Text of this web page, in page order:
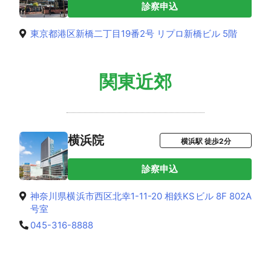
診察申込
東京都港区新橋二丁目19番2号 リプロ新橋ビル 5階
関東近郊
横浜院 横浜駅 徒歩2分
診察申込
神奈川県横浜市西区北幸1-11-20 相鉄KSビル 8F 802A
号室
045-316-8888